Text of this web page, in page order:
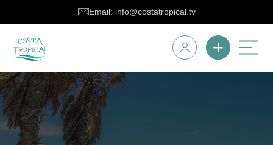
Email: info@costatropical.tv